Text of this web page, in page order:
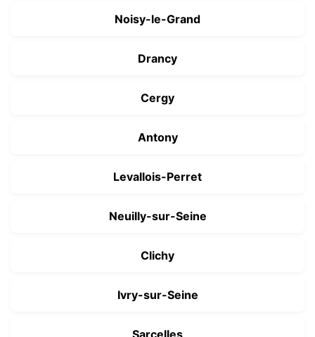
Noisy-le-Grand
Drancy
Cergy
Antony
Levallois-Perret
Neuilly-sur-Seine
Clichy
Ivry-sur-Seine
Sarcelles